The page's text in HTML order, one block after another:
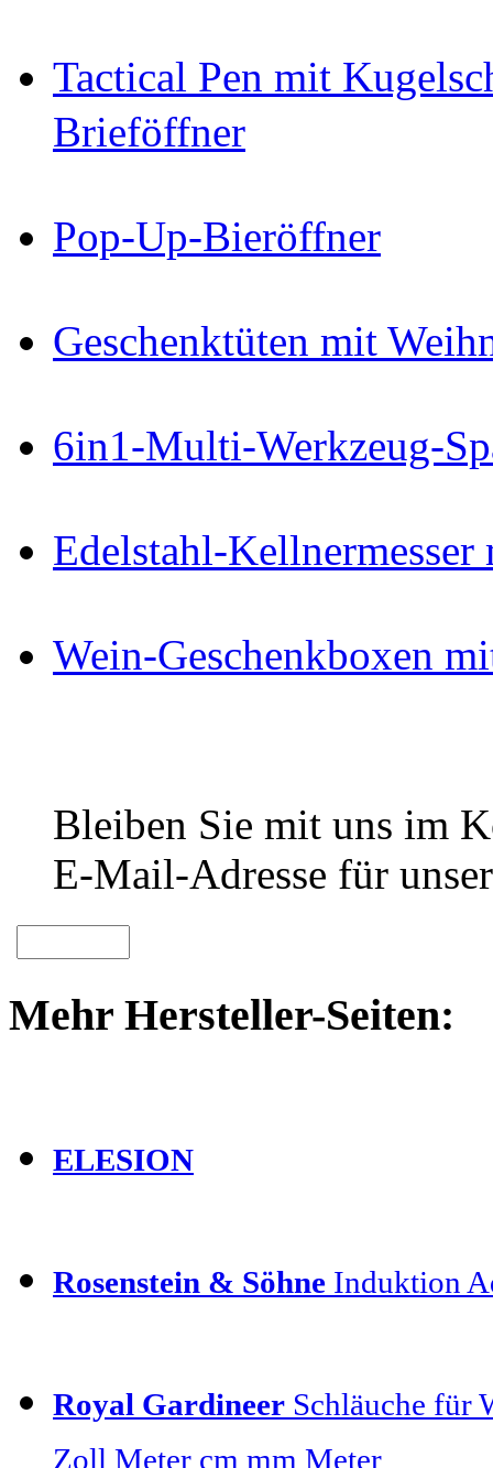
Tactical Pen mit
Brieföffner
Pop-Up-Bieröffner
Geschenktüten mit
6in1-Multi-Werkzeug-
Edelstahl-
Wein-Geschenkboxen
Bleiben Sie mit uns im
E-Mail-Adresse für
Mehr Hersteller-Seiten:
ELESION
Rosenstein & Söhne Induktion
Royal Gardineer Schläuche für
Zoll Meter cm mm Meter